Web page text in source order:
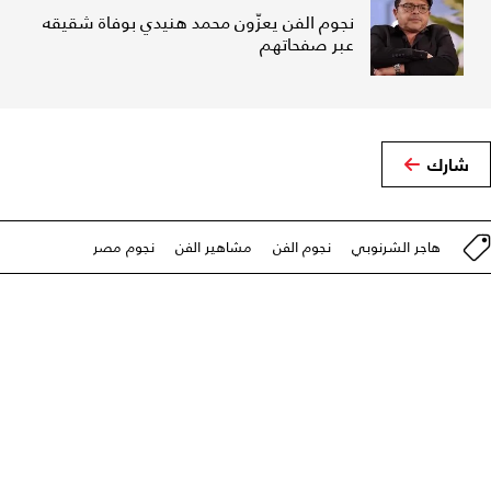
نجوم الفن يعزّون محمد هنيدي بوفاة شقيقه
عبر صفحاتهم
شارك
هاجر الشرنوبي نجوم الفن مشاهير الفن نجوم مصر